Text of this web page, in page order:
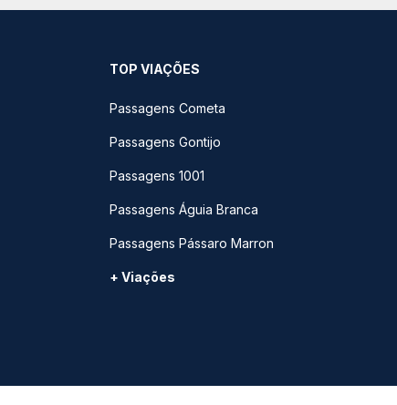
TOP VIAÇÕES
Passagens Cometa
Passagens Gontijo
Passagens 1001
Passagens Águia Branca
Passagens Pássaro Marron
+ Viações